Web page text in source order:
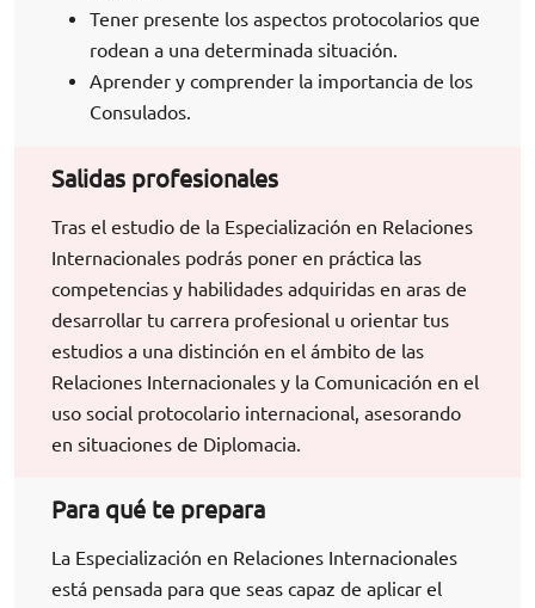
Tener presente los aspectos protocolarios que
rodean a una determinada situación.
Aprender y comprender la importancia de los
Consulados.
Salidas profesionales
Tras el estudio de la Especialización en Relaciones
Internacionales podrás poner en práctica las
competencias y habilidades adquiridas en aras de
desarrollar tu carrera profesional u orientar tus
estudios a una distinción en el ámbito de las
Relaciones Internacionales y la Comunicación en el
uso social protocolario internacional, asesorando
en situaciones de Diplomacia.
Para qué te prepara
La Especialización en Relaciones Internacionales
está pensada para que seas capaz de aplicar el